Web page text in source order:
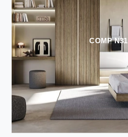
COMP N31